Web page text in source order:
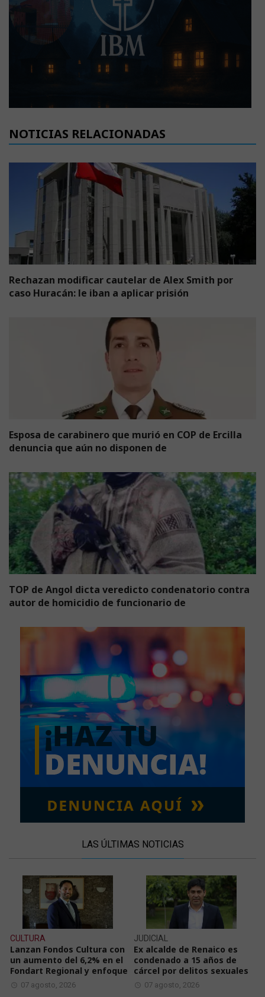
NOTICIAS RELACIONADAS
Rechazan modificar cautelar de Alex Smith por
caso Huracán: le iban a aplicar prisión
Esposa de carabinero que murió en COP de Ercilla
denuncia que aún no disponen de
TOP de Angol dicta veredicto condenatorio contra
autor de homicidio de funcionario de
LAS ÚLTIMAS NOTICIAS
CULTURA
Lanzan Fondos Cultura con
un aumento del 6,2% en el
Fondart Regional y enfoque
07 agosto, 2026
JUDICIAL
Ex alcalde de Renaico es
condenado a 15 años de
cárcel por delitos sexuales
07 agosto, 2026